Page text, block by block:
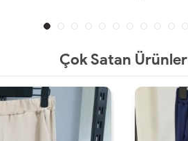
Çok Satan Ürünler